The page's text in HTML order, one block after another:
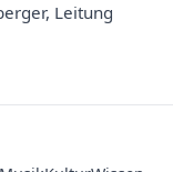
Leitung